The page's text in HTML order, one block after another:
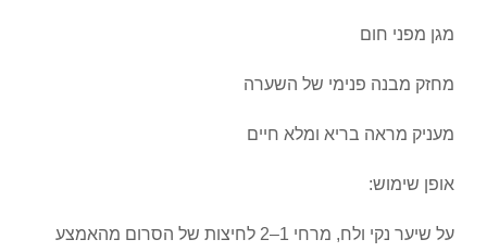
מגן מפני חום
מחזק מבנה פנימי של השערה
מעניק מראה בריא ומלא חיים
אופן שימוש:
על שיער נקי ולח, מרחי 1–2 לחיצות של הסרום מהאמצע